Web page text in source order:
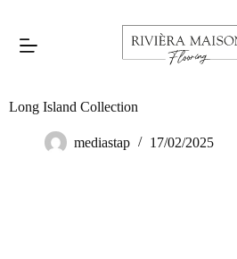
Long Island Collection
mediastap 17/02/2025